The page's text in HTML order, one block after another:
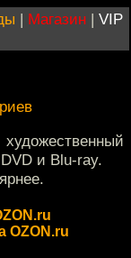
| Магазин | VIP
и Blu-ray.
OZON.ru